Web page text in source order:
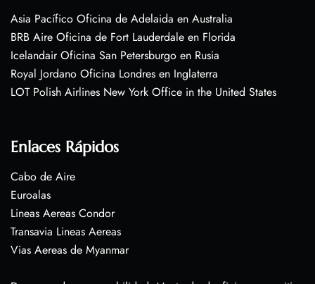
Asia Pacífico Oficina de Adelaida en Australia
BRB Aire Oficina de Fort Lauderdale en Florida
Icelandair Oficina San Petersburgo en Rusia
Royal Jordano Oficina Londres en Inglaterra
LOT Polish Airlines New York Office in the United States
Enlaces Rápidos
Cabo de Aire
Euroalas
Lineas Aereas Condor
Transavia Lineas Aereas
Vias Aereas de Myanmar